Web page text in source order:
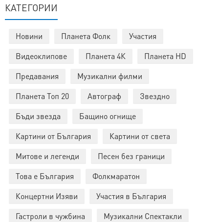
КАТЕГОРИИ
Новини Планета Фолк
Участия
Видеоклипове
Планета 4К
Планета HD
Предавания
Музикални филми
Планета Топ 20
Автограф
Звездно
Бъди звезда
Бащино огнище
Картини от България
Картини от света
Митове и легенди
Песен без граници
Това е България
Фолкмаратон
Концертни Изяви
Участия в България
Гастроли в чужбина
Музикални Спектакли